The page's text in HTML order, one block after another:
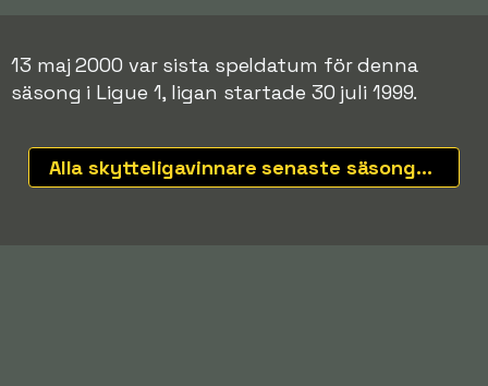
13 maj 2000 var sista speldatum för denna
säsong i Ligue 1, ligan startade 30 juli 1999.
Alla skytteligavinnare senaste säsongerna